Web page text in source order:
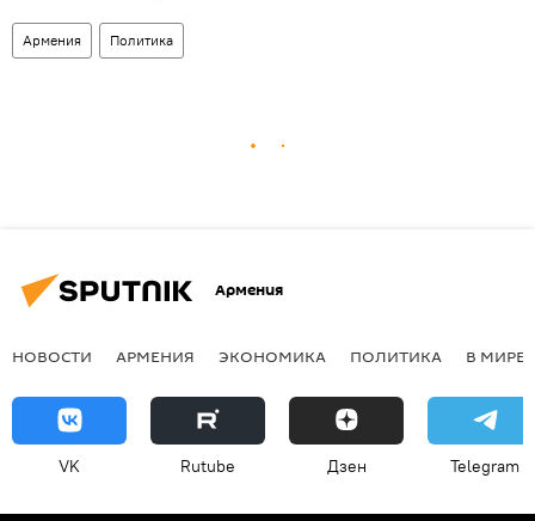
Армения Политика
Армения
НОВОСТИ АРМЕНИЯ ЭКОНОМИКА ПОЛИТИКА В МИРЕ
VK Rutube Дзен Telegram